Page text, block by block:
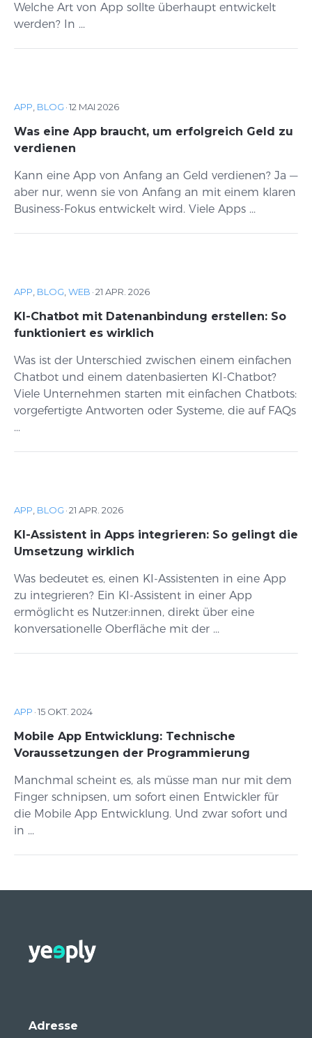
Welche Art von App sollte überhaupt entwickelt
werden? In ...
APP, BLOG ·12 MAI 2026
Was eine App braucht, um erfolgreich Geld zu
verdienen
Kann eine App von Anfang an Geld verdienen? Ja —
aber nur, wenn sie von Anfang an mit einem klaren
Business-Fokus entwickelt wird. Viele Apps ...
APP, BLOG,WEB ·21 APR. 2026
KI-Chatbot mit Datenanbindung erstellen: So
funktioniert es wirklich
Was ist der Unterschied zwischen einem einfachen
Chatbot und einem datenbasierten KI-Chatbot?
Viele Unternehmen starten mit einfachen Chatbots:
vorgefertigte Antworten oder Systeme, die auf FAQs
...
APP, BLOG ·21 APR. 2026
KI-Assistent in Apps integrieren: So gelingt die
Umsetzung wirklich
Was bedeutet es, einen KI-Assistenten in eine App
zu integrieren? Ein KI-Assistent in einer App
ermöglicht es Nutzer:innen, direkt über eine
konversationelle Oberfläche mit der ...
APP ·15 OKT. 2024
Mobile App Entwicklung: Technische
Voraussetzungen der Programmierung
Manchmal scheint es, als müsse man nur mit dem
Finger schnipsen, um sofort einen Entwickler für
die Mobile App Entwicklung. Und zwar sofort und
in ...
Adresse